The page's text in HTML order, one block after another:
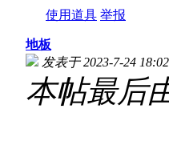
使用道具 举报
地板
发表于 2023-7-24
本帖最后